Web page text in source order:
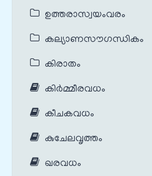
ഉത്തരാസ്വയംവരം
കല്യാണസൗഗന്ധികം
കിരാതം
കിർമ്മീരവധം
കീചകവധം
കുചേലവൃത്തം
ഖരവധം